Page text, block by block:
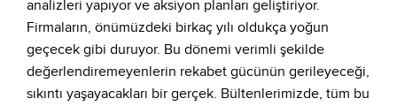
analizleri yapıyor ve aksiyon planları geliştiriyor.
Firmaların, önümüzdeki birkaç yılı oldukça yoğun
geçecek gibi duruyor. Bu dönemi verimli şekilde
değerlendiremeyenlerin rekabet gücünün gerileyeceği,
sıkıntı yaşayacakları bir gerçek. Bültenlerimizde, tüm bu